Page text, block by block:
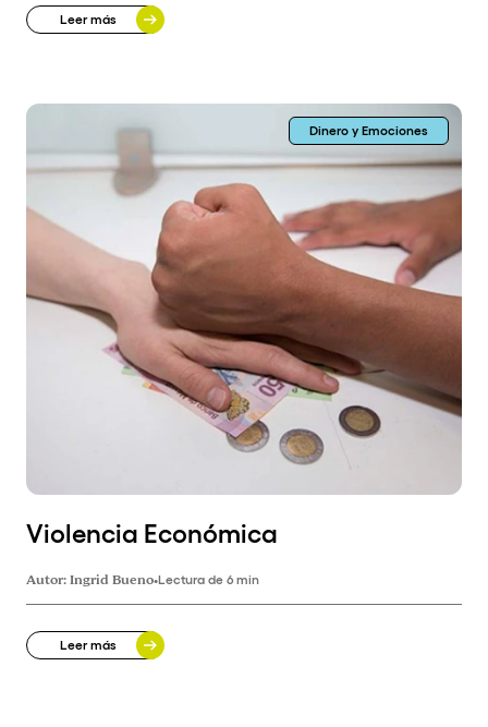
Leer más
Dinero y Emociones
Violencia Económica
Autor:Ingrid Bueno•Lectura de 6 min
Leer más